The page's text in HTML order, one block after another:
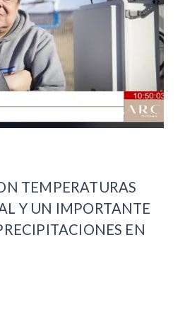
TEMPERATURAS
Y UN IMPORTANTE
EN